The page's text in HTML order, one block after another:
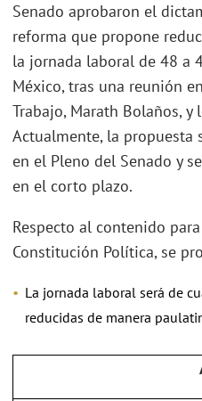
Senado aprobaron el
reforma que propone
la jornada laboral de 48 a
México, tras una reunión
Trabajo, Marath Bolaños, y
Actualmente, la propuesta
en el Pleno del Senado y
en el corto plazo.
Respecto al contenido
Constitución Política, se
La jornada laboral será de
reducidas de manera